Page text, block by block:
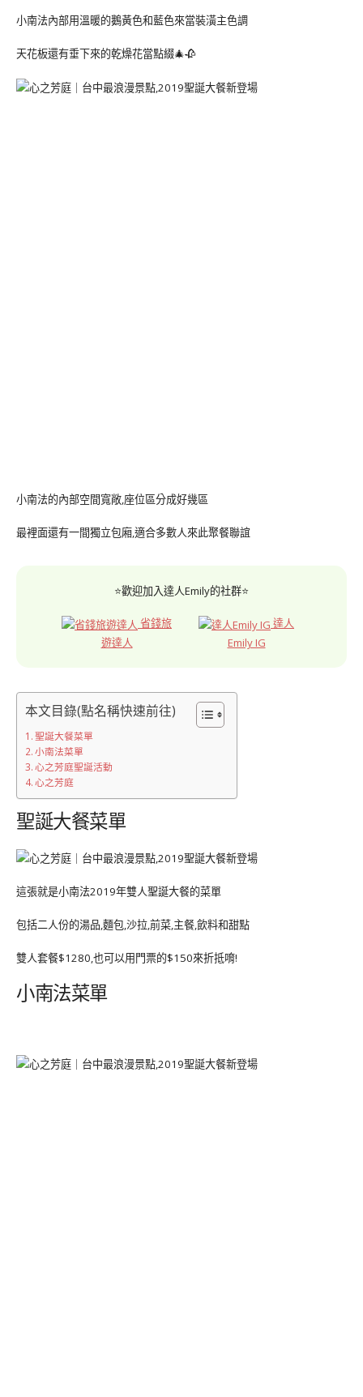
小南法內部用溫暖的鵝黃色和藍色來當裝潢主色調
天花板還有垂下來的乾燥花當點綴🎄🥀
小南法的內部空間寬敞,座位區分成好幾區
最裡面還有一間獨立包廂,適合多數人來此聚餐聯誼
⭐歡迎加入達人Emily的社群⭐
省錢旅
遊達人
達人
Emily IG
本文目錄(點名稱快速前往)
聖誕大餐菜單
小南法菜單
心之芳庭聖誕活動
心之芳庭
聖誕大餐菜單
這張就是小南法2019年雙人聖誕大餐的菜單
包括二人份的湯品,麵包,沙拉,前菜,主餐,飲料和甜點
雙人套餐$1280,也可以用門票的$150來折抵唷!
小南法菜單